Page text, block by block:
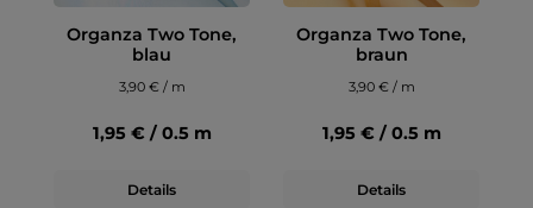
Organza Two Tone,
blau
3,90 € / m
1,95 € / 0.5 m
Details
Organza Two Tone,
braun
3,90 € / m
1,95 € / 0.5 m
Details